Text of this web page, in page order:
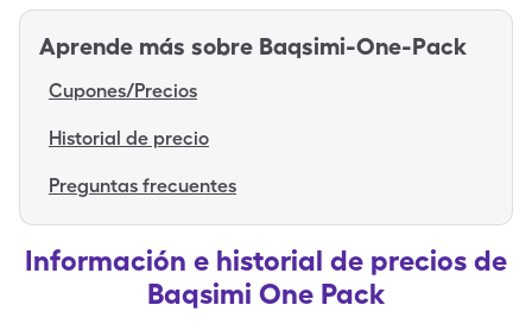
Aprende más sobre Baqsimi-One-Pack
Cupones/Precios
Historial de precio
Preguntas frecuentes
Información e historial de precios de
Baqsimi One Pack